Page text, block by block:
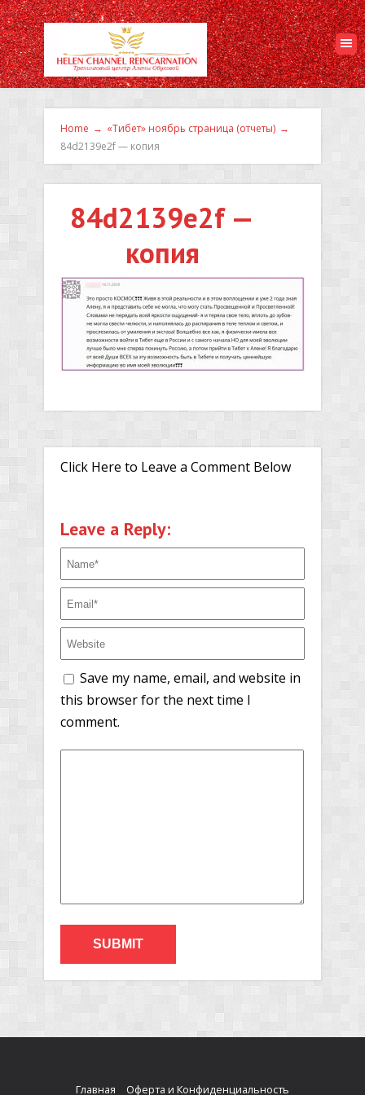
Home → «Тибет» ноябрь страница (отчеты) →
84d2139e2f — копия
84d2139e2f —
копия
Click Here to Leave a Comment Below
Leave a Reply:
Save my name, email, and website in
this browser for the next time I
comment.
Главная Оферта и Конфиденциальность